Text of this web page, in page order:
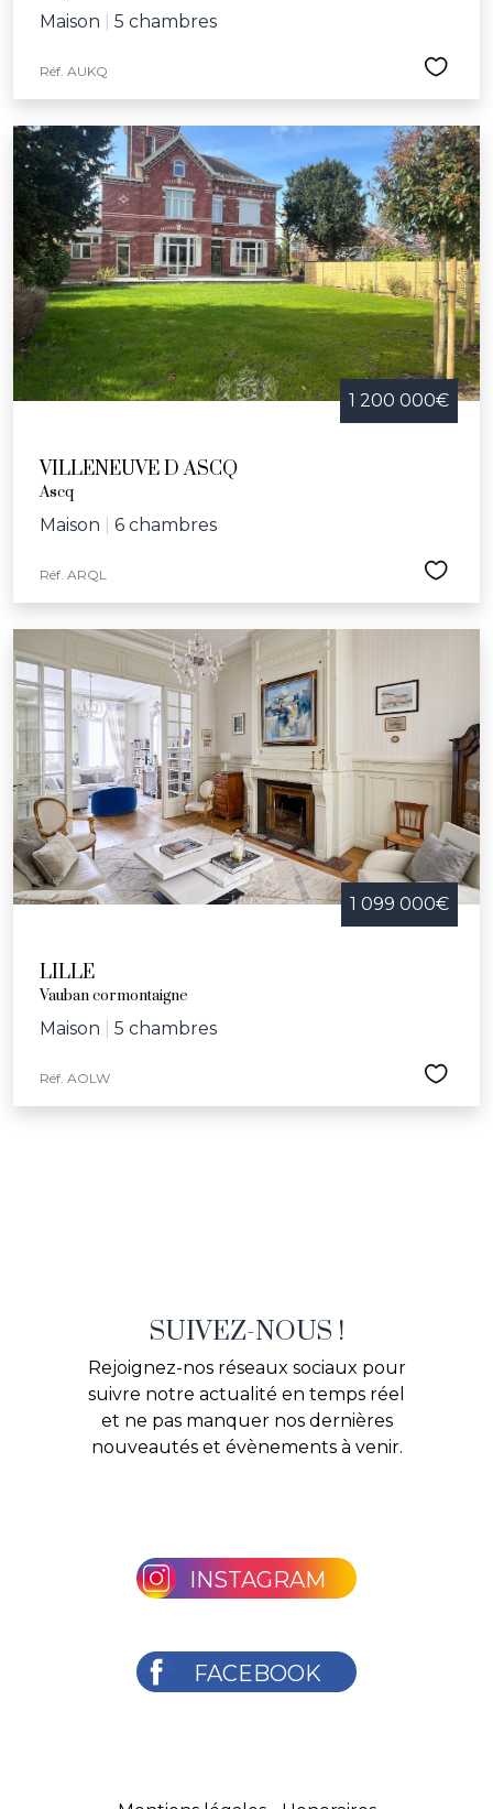
Maison 5 chambres
Réf. AUKQ
1 200 000€
VILLENEUVE D ASCQ
Ascq
Maison 6 chambres
Réf. ARQL
1 099 000€
LILLE
Vauban cormontaigne
Maison 5 chambres
Réf. AOLW
SUIVEZ-NOUS !
Rejoignez-nos réseaux sociaux pour
suivre notre actualité en temps réel
et ne pas manquer nos dernières
nouveautés et évènements à venir.
INSTAGRAM
FACEBOOK